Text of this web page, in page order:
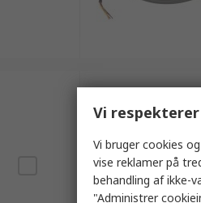
Vi
Vi bruger cookies
vise reklamer på
behandling af ikke-
"Administrer